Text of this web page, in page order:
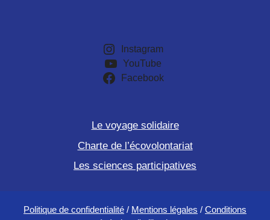
Instagram
YouTube
Facebook
Le voyage solidaire
Charte de l’écovolontariat
Les sciences participatives
Politique de confidentialité / Mentions légales / Conditions